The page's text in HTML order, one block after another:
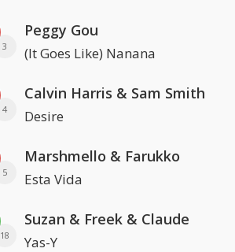
3
Peggy Gou
(It Goes Like) Nanana
4
Calvin Harris & Sam Smith
Desire
5
Marshmello & Farukko
Esta Vida
18
Suzan & Freek & Claude
Yas-Y